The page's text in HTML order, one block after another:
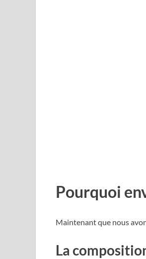
Pourquoi
Maintenant que nous
La